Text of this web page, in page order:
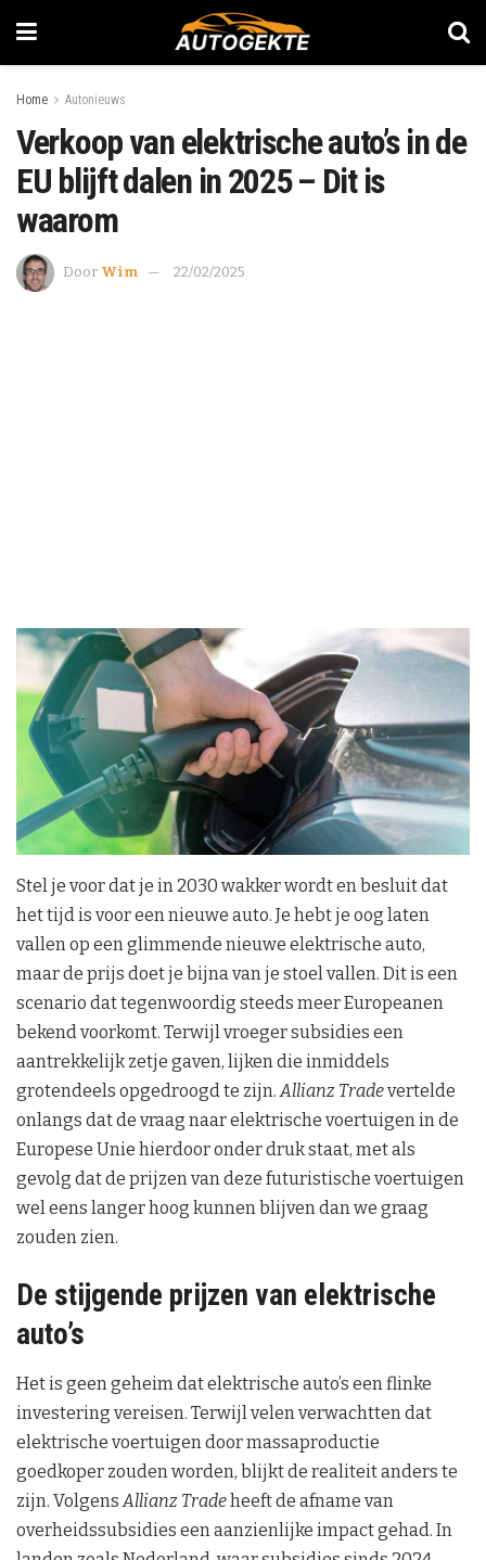
Home Autonieuws
Verkoop van elektrische auto’s in de
EU blijft dalen in 2025 – Dit is
waarom
Door Wim 22/02/2025
Stel je voor dat je in 2030 wakker wordt en besluit dat
het tijd is voor een nieuwe auto. Je hebt je oog laten
vallen op een glimmende nieuwe elektrische auto,
maar de prijs doet je bijna van je stoel vallen. Dit is een
scenario dat tegenwoordig steeds meer Europeanen
bekend voorkomt. Terwijl vroeger subsidies een
aantrekkelijk zetje gaven, lijken die inmiddels
grotendeels opgedroogd te zijn. Allianz Tradevertelde
onlangs dat de vraag naar elektrische voertuigen in de
Europese Unie hierdoor onder druk staat, met als
gevolg dat de prijzen van deze futuristische voertuigen
wel eens langer hoog kunnen blijven dan we graag
zouden zien.
De stijgende prijzen van elektrische
auto’s
Het is geen geheim dat elektrische auto’s een flinke
investering vereisen. Terwijl velen verwachtten dat
elektrische voertuigen door massaproductie
goedkoper zouden worden, blijkt de realiteit anders te
zijn. VolgensAllianz Tradeheeft de afname van
overheidssubsidies een aanzienlijke impact gehad. In